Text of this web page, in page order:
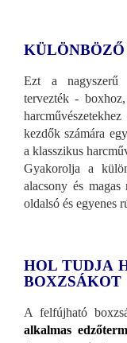
Ezt a nagyszerű
tervezték -
kezdők számára
a klasszikus
Gyakorolja a
alacsony és magas
oldalsó és egyenes
HOL TUDJA
BOXZSÁKOT
A felfújható
alkalmas